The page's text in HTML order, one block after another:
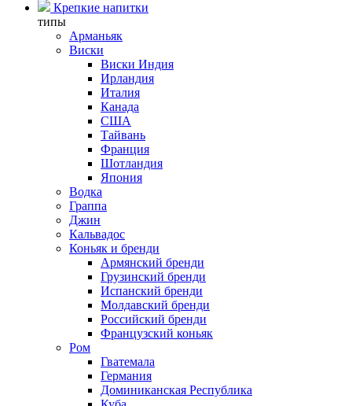
Крепкие напитки
типы
Арманьяк
Виски
Виски Индия
Ирландия
Италия
Канада
США
Тайвань
Франция
Шотландия
Япония
Водка
Граппа
Джин
Кальвадос
Коньяк и бренди
Армянский бренди
Грузинский бренди
Испанский бренди
Молдавский бренди
Российский бренди
Французский коньяк
Ром
Гватемала
Германия
Доминиканская Республика